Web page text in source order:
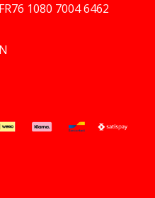
1080 7004 6462